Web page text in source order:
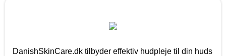
DanishSkinCare.dk tilbyder effektiv hudpleje til din huds